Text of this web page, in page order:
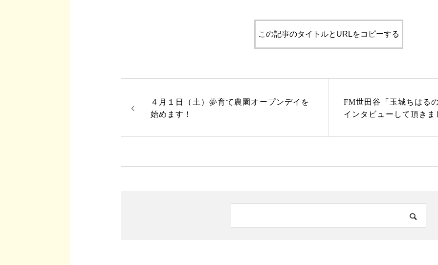
この記事のタイトルとURLをコピーする
４月１日（土）夢育て農園オープンデイを
始めます！
FM世田谷「玉城ちはる
インタビューして頂きま